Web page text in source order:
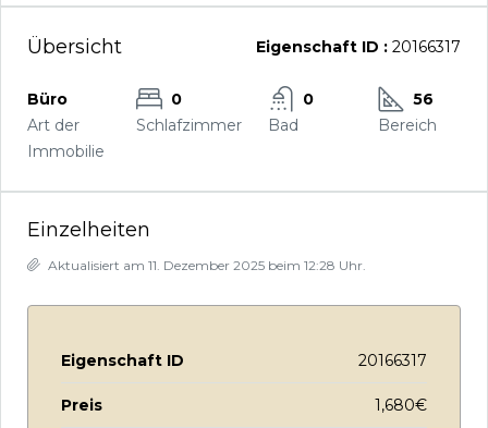
Übersicht Eigenschaft ID : 20166317
Büro
Art der
Immobilie
0
Schlafzimmer
0
Bad
56
Bereich
Einzelheiten
Aktualisiert am 11. Dezember 2025 beim 12:28 Uhr.
Eigenschaft ID 20166317
Preis 1,680€